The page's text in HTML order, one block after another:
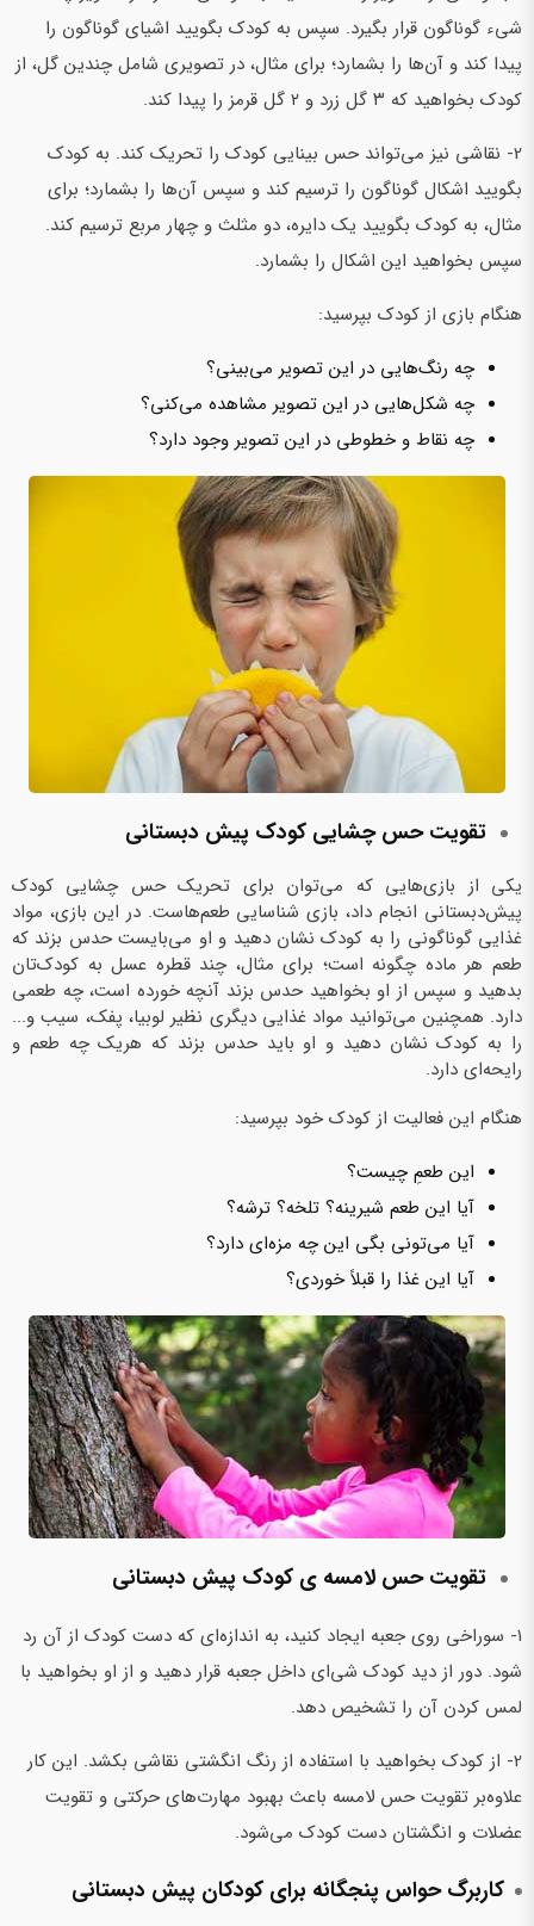
شیء گوناگون قرار بگیرد. سپس به کودک بگویید اشیای گوناگون را
پیدا کند و آن‌ها را بشمارد؛ برای مثال، در تصویری شامل چندین گل‌، از
کودک بخواهید که ۳ گل زرد و ۲ گل قرمز را پیدا کند.
2- نقاشی نیز می‌تواند حس بینایی کودک را تحریک کند. به کودک
بگویید اشکال گوناگون را ترسیم کند و سپس آن‌ها را بشمارد؛ برای
مثال، به کودک بگویید یک دایره، دو مثلث و چهار مربع ترسیم کند.
سپس بخواهید این اشکال را بشمارد.
هنگام بازی از کودک بپرسید:
چه رنگ‌هایی در این تصویر می‌بینی؟
چه شکل‌هایی در این تصویر مشاهده می‌کنی؟
چه نقاط و خطوطی در این تصویر وجود دارد؟
تقویت حس چشایی کودک پیش‌ دبستانی
یکی از بازی‌هایی که می‌توان برای تحریک حس چشایی کودک
پیش‌دبستانی انجام داد، بازی شناسایی طعم‌هاست. در این بازی، مواد
غذایی گوناگونی را به کودک نشان دهید و او می‌بایست حدس بزند که
طعم هر ماده چگونه است؛ برای مثال، چند قطره عسل به کودک‌تان
بدهید و سپس از او بخواهید حدس بزند آنچه خورده‌ است، چه طعمی
دارد. همچنین می‌توانید مواد غذایی دیگری نظیر لوبیا، پفک، سیب و...
را به کودک نشان دهید و او باید حدس بزند که هریک چه طعم و
رایحه‌ای دارد.
هنگام این فعالیت از کودک خود بپرسید:
این طعمِ چیست؟
آیا این طعم شیرینه؟ تلخه؟ ترشه؟
آیا می‌تونی بگی این چه مزه‌ای دارد؟
آیا این غذا را قبلاً خوردی؟
تقویت حس لامسه‌ ی کودک پیش‌ دبستانی
1- سوراخی روی جعبه ایجاد کنید، به اندازه‌ای که دست کودک از آن رد
شود. دور از دید کودک شی‌‌ای داخل جعبه قرار دهید و از او بخواهید با
لمس کردن آن را تشخیص دهد.
2- از کودک بخواهید با استفاده از رنگ انگشتی نقاشی بکشد. این کار
علاوه‌بر تقویت حس لامسه باعث بهبود مهارت‌های حرکتی و تقویت
عضلات و انگشتان دست کودک می‌شود.
کاربرگ حواس پنجگانه برای کودکان پیش‌ دبستانی